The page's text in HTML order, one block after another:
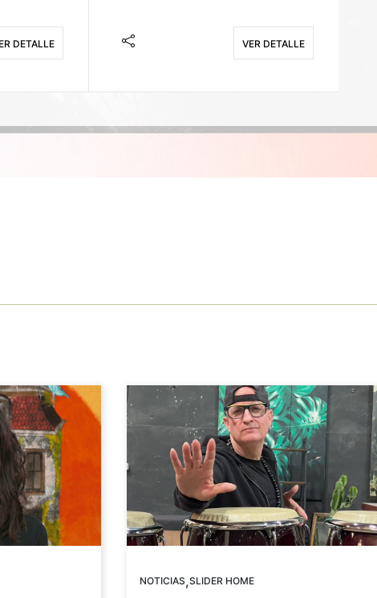
DETALLE VER DETALLE
NOTICIAS,SLIDER HOME